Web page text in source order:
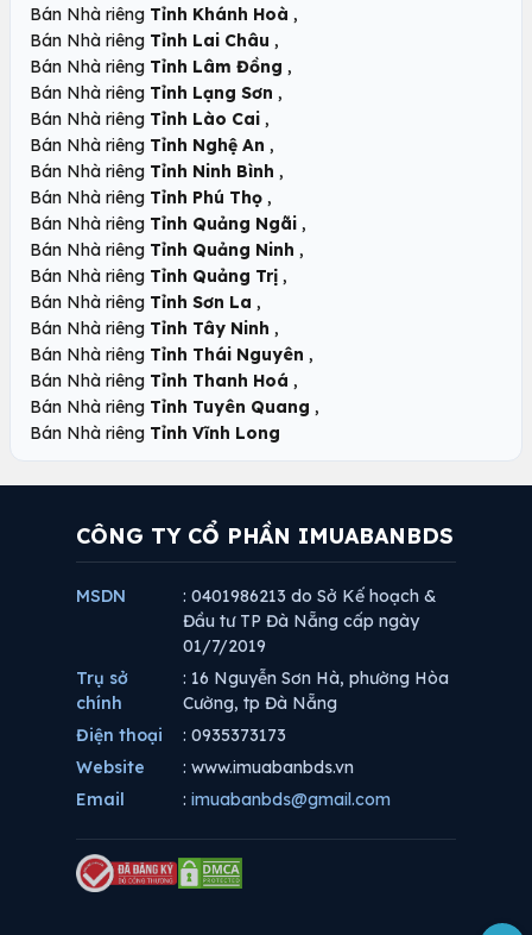
Bán Nhà riêng Tỉnh Khánh Hoà ,
Bán Nhà riêng Tỉnh Lai Châu ,
Bán Nhà riêng Tỉnh Lâm Đồng ,
Bán Nhà riêng Tỉnh Lạng Sơn ,
Bán Nhà riêng Tỉnh Lào Cai ,
Bán Nhà riêng Tỉnh Nghệ An ,
Bán Nhà riêng Tỉnh Ninh Bình ,
Bán Nhà riêng Tỉnh Phú Thọ ,
Bán Nhà riêng Tỉnh Quảng Ngãi ,
Bán Nhà riêng Tỉnh Quảng Ninh ,
Bán Nhà riêng Tỉnh Quảng Trị ,
Bán Nhà riêng Tỉnh Sơn La ,
Bán Nhà riêng Tỉnh Tây Ninh ,
Bán Nhà riêng Tỉnh Thái Nguyên ,
Bán Nhà riêng Tỉnh Thanh Hoá ,
Bán Nhà riêng Tỉnh Tuyên Quang ,
Bán Nhà riêng Tỉnh Vĩnh Long
CÔNG TY CỔ PHẦN IMUABANBDS
MSDN
: 0401986213 do Sở Kế hoạch &
Đầu tư TP Đà Nẵng cấp ngày
01/7/2019
Trụ sở
chính
: 16 Nguyễn Sơn Hà, phường Hòa
Cường, tp Đà Nẵng
Điện thoại
: 0935373173
Website
: www.imuabanbds.vn
Email
: imuabanbds@gmail.com